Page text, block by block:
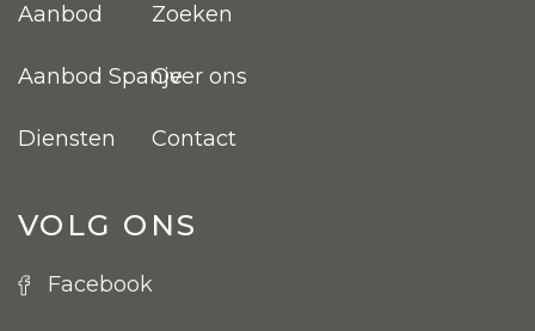
Aanbod
Aanbod Spanje
Diensten
Zoeken
Over ons
Contact
VOLG ONS
Facebook